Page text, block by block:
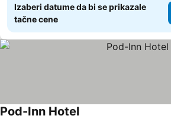
Izaberi datume da bi se prikazale
tačne cene
Pod-Inn Hotel